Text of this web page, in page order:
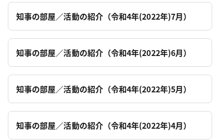
知事の部屋／活動の紹介（令和4年(2022年)7月）
知事の部屋／活動の紹介（令和4年(2022年)6月）
知事の部屋／活動の紹介（令和4年(2022年)5月）
知事の部屋／活動の紹介（令和4年(2022年)4月）